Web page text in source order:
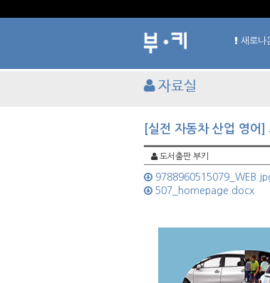
새로나
자료실
[실전 자동차 산업 영어]
도서출판 부키
507_homepage.docx